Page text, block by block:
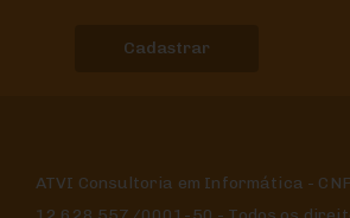
ATVI Consultoria em Informática -